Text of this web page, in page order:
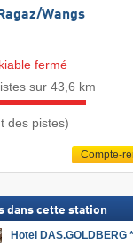
​Wangs
fermé
sur 43,6 km
des pistes)
Compte-
dans cette station
Hotel DAS.GOLDBERG